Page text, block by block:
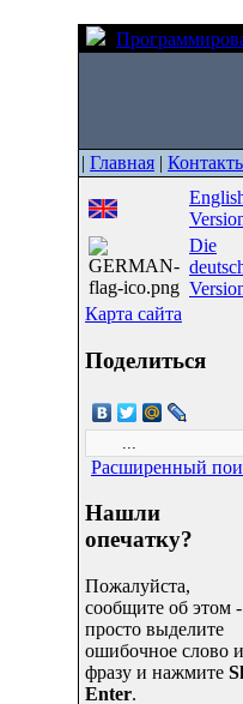
| Главная |
Die
Карта сайта
Поделиться
Расширенный
Нашли
опечатку?
Пожалуйста,
сообщите об этом -
просто выделите
ошибочное слово
фразу и нажмите
Enter.